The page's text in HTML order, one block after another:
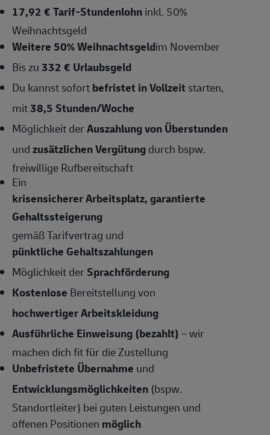
17,92 € Tarif-Stundenlohninkl. 50%
Weihnachtsgeld
Weitere 50% Weihnachtsgeldim November
Bis zu332 € Urlaubsgeld
Du kannst sofortbefristet in Vollzeit starten,
mit38,5Stunden/Woche
Möglichkeit derAuszahlung von Überstunden
undzusätzlichen Vergütungdurch bspw.
freiwillige Rufbereitschaft
Ein
krisensicherer Arbeitsplatz, garantierte
Gehaltssteigerung
gemäß Tarifvertrag und
pünktliche Gehaltszahlungen
Möglichkeit derSprachförderung
Kostenlose Bereitstellung von
hochwertiger Arbeitskleidung
Ausführliche Einweisung (bezahlt)– wir
machen dich fit für die Zustellung
Unbefristete Übernahme und
Entwicklungsmöglichkeiten (bspw.
Standortleiter) bei guten Leistungen und
offenen Positionen möglich